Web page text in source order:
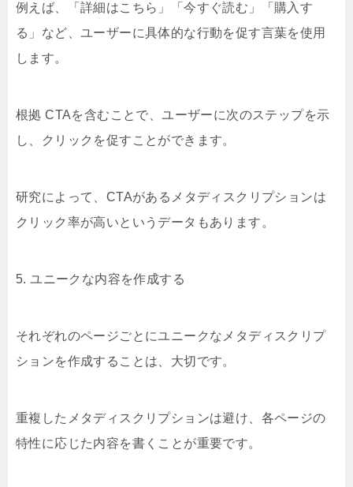
例えば、「詳細はこちら」「今すぐ読む」「購入す
る」など、ユーザーに具体的な行動を促す言葉を使用
します。
根拠 CTAを含むことで、ユーザーに次のステップを示
し、クリックを促すことができます。
研究によって、CTAがあるメタディスクリプションは
クリック率が高いというデータもあります。
5. ユニークな内容を作成する
それぞれのページごとにユニークなメタディスクリプ
ションを作成することは、大切です。
重複したメタディスクリプションは避け、各ページの
特性に応じた内容を書くことが重要です。